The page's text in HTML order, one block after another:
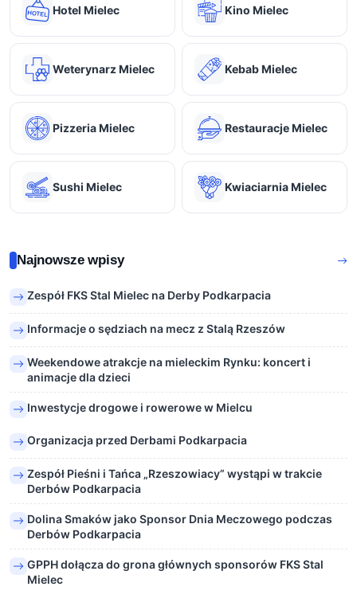
Hotel Mielec Kino Mielec
Weterynarz Mielec Kebab Mielec
Pizzeria Mielec Restauracje Mielec
Sushi Mielec Kwiaciarnia Mielec
Najnowsze wpisy
Zespół FKS Stal Mielec na Derby Podkarpacia
Informacje o sędziach na mecz z Stalą Rzeszów
Weekendowe atrakcje na mieleckim Rynku: koncert i
animacje dla dzieci
Inwestycje drogowe i rowerowe w Mielcu
Organizacja przed Derbami Podkarpacia
Zespół Pieśni i Tańca „Rzeszowiacy” wystąpi w trakcie
Derbów Podkarpacia
Dolina Smaków jako Sponsor Dnia Meczowego podczas
Derbów Podkarpacia
GPPH dołącza do grona głównych sponsorów FKS Stal
Mielec